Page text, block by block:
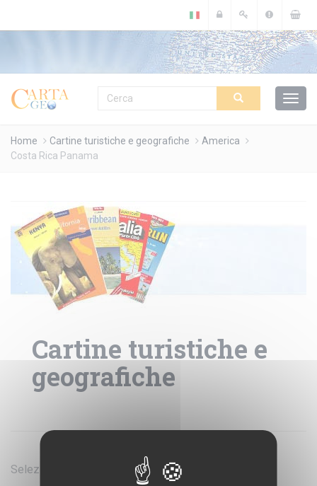
Home Cartine turistiche e geografiche
America
Costa Rica Panama
Cartine turistiche e
geografiche
Seleziona categorie